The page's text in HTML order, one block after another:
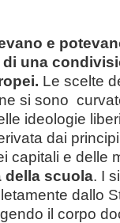
e
una
Le scelte
si sono
ideologie
dai
capitali e delle
della scuola. I
dallo
il corpo